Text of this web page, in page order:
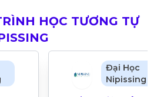
HỌC TƯƠNG TỰ
Đại Học
Nipissing